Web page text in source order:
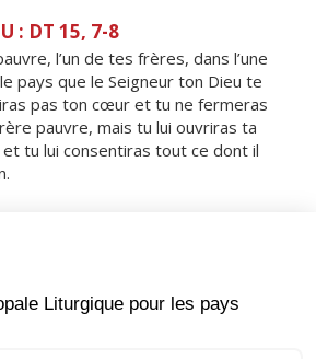
: DT 15, 7-8
l’un de tes frères, dans l’une
pays que le Seigneur ton Dieu te
pas ton cœur et tu ne fermeras
pauvre, mais tu lui ouvriras ta
tu lui consentiras tout ce dont il
le pauvre qui l’appelle,
la vie.
l’Apôtre Pierre ta volonté de